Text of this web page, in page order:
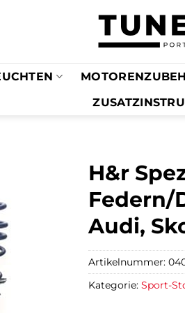
H&r
Federn/
Audi,
Artikelnummer:
Kategorie: Sport-